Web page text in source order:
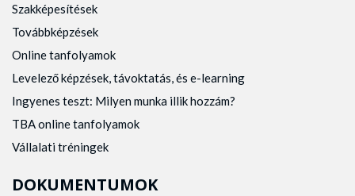
Szakképesítések
Továbbképzések
Online tanfolyamok
Levelező képzések, távoktatás, és e-learning
Ingyenes teszt: Milyen munka illik hozzám?
TBA online tanfolyamok
Vállalati tréningek
DOKUMENTUMOK